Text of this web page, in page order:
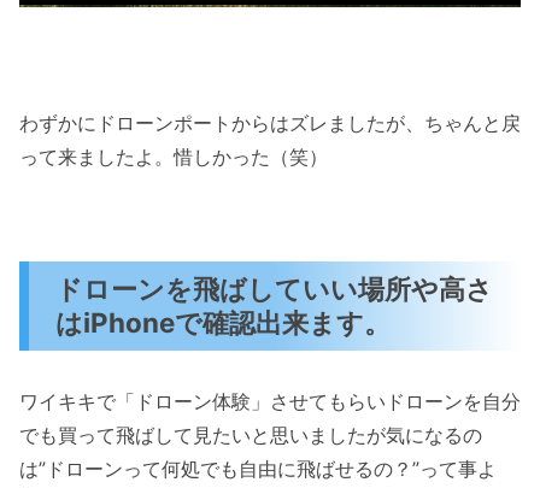
わずかにドローンポートからはズレましたが、ちゃんと戻
って来ましたよ。惜しかった（笑）
ドローンを飛ばしていい場所や高さ
はiPhoneで確認出来ます。
ワイキキで「ドローン体験」させてもらいドローンを自分
でも買って飛ばして見たいと思いましたが気になるの
は”ドローンって何処でも自由に飛ばせるの？”って事よ